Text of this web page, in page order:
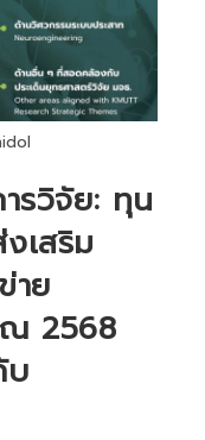
รวิจัย: ทุน
เสริม
าย
2568
บ